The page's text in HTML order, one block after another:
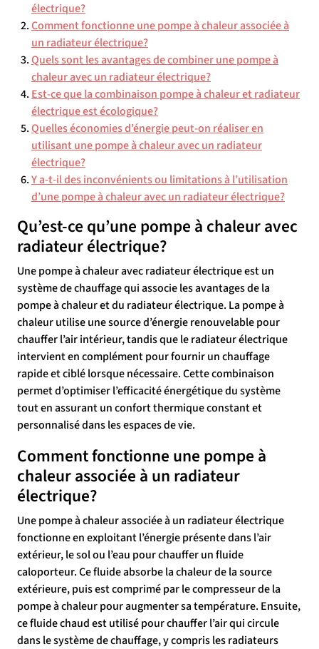
électrique?
Comment fonctionne une pompe à chaleur associée à
un radiateur électrique?
Quels sont les avantages de combiner une pompe à
chaleur avec un radiateur électrique?
Est-ce que la combinaison pompe à chaleur et radiateur
électrique est écologique?
Quelles économies d’énergie peut-on réaliser en
utilisant une pompe à chaleur avec un radiateur
électrique?
Y a-t-il des inconvénients ou limitations à l’utilisation
d’une pompe à chaleur avec un radiateur électrique?
Qu’est-ce qu’une pompe à chaleur avec
radiateur électrique?
Une pompe à chaleur avec radiateur électrique est un
système de chauffage qui associe les avantages de la
pompe à chaleur et du radiateur électrique. La pompe à
chaleur utilise une source d’énergie renouvelable pour
chauffer l’air intérieur, tandis que le radiateur électrique
intervient en complément pour fournir un chauffage
rapide et ciblé lorsque nécessaire. Cette combinaison
permet d’optimiser l’efficacité énergétique du système
tout en assurant un confort thermique constant et
personnalisé dans les espaces de vie.
Comment fonctionne une pompe à
chaleur associée à un radiateur
électrique?
Une pompe à chaleur associée à un radiateur électrique
fonctionne en exploitant l’énergie présente dans l’air
extérieur, le sol ou l’eau pour chauffer un fluide
caloporteur. Ce fluide absorbe la chaleur de la source
extérieure, puis est comprimé par le compresseur de la
pompe à chaleur pour augmenter sa température. Ensuite,
ce fluide chaud est utilisé pour chauffer l’air qui circule
dans le système de chauffage, y compris les radiateurs